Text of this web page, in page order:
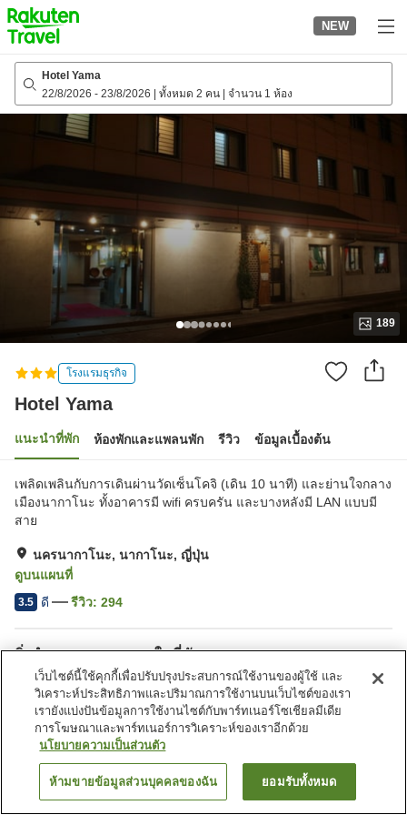
to
top
page
NEW
Hotel Yama
22/8/2026 - 23/8/2026 ทั้งหมด 2 คน จำนวน 1 ห้อง
189
โรงแรมธุรกิจ
Hotel Yama
แนะนำที่พัก ห้องพักและแพลนพัก รีวิว ข้อมูลเบื้องต้น
เพลิดเพลินกับการเดินผ่านวัดเซ็นโคจิ (เดิน 10 นาที) และย่านใจกลาง
เมืองนากาโนะ ทั้งอาคารมี wifi ครบครัน และบางหลังมี LAN แบบมี
สาย
นครนากาโนะ, นากาโนะ, ญี่ปุ่น
ดูบนแผนที่
3.5 ดี รีวิว: 294
สิ่งอำนวยความสะดวกในที่พัก
ที่จอดรถ
สปา/บิวตี้ซาลอน
ร้านอาหาร
ตู้จำหน่ายอัตโนมัติ
หน้าแรก ญี่ปุ่น นากาโนะ
ค้นหาห้องพัก
เว็บไซต์นี้ใช้คุกกี้เพื่อปรับปรุงประสบการณ์ใช้งานของผู้ใช้ และ
วิเคราะห์ประสิทธิภาพและปริมาณการใช้งานบนเว็บไซต์ของเรา
เรายังแบ่งปันข้อมูลการใช้งานไซต์กับพาร์ทเนอร์โซเชียลมีเดีย
การโฆษณาและพาร์ทเนอร์การวิเคราะห์ของเราอีกด้วย
นโยบายความเป็นส่วนตัว
ห้ามขายข้อมูลส่วนบุคคลของฉัน ยอมรับทั้งหมด